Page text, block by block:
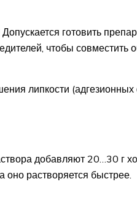
готовить
чтобы совместить
липкости
добавляют 20…30 г
оно растворяется быстрее.